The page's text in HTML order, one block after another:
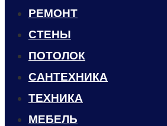
РЕМОНТ
СТЕНЫ
ПОТОЛОК
САНТЕХНИКА
ТЕХНИКА
МЕБЕЛЬ